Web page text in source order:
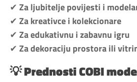
✔ Za ljubitelje povijesti i
✔ Za kreativce i kolekcionare
✔ Za edukativnu i zabavnu igru
✔ Za dekoraciju prostora ili
💡 Prednosti COBI